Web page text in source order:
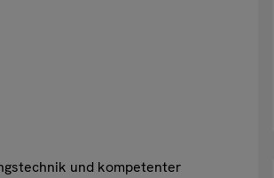
und kompetenter